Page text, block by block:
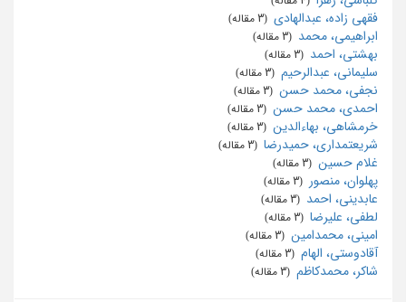
فقهی زاده، عبدالهادی
ابراهیمی، محمد
بهشتی، احمد
سلیمانی، عبدالرحیم
نجفی، محمد حسن
احمدی، محمد حسن
خرمشاهی، بهاءالدین
شریعتمداری، حمیدرضا
غلام حسین
پهلوان، منصور
عابدینی، احمد
لطفی، علیرضا
امینی، محمدامین
آقادوستی، الهام
شاکر، محمدکاظم